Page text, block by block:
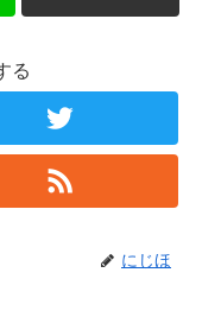
る
にじほ